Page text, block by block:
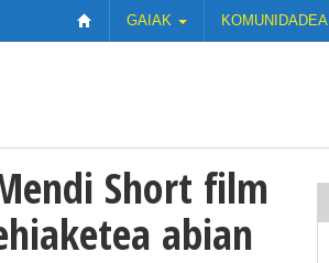
GAIAK KOMUNIDADEA
Short film
abian